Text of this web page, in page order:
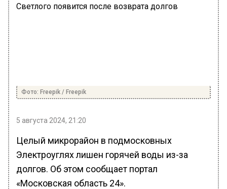
Фото: Freepik / Freepik
5 августа 2024, 21:20
Целый микрорайон в подмосковных
Электроуглях лишен горячей воды из-за
долгов. Об этом сообщает портал
«Московская область 24».